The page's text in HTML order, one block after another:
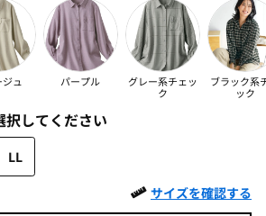
ュ パープル
グレー系チェッ
ク
ブラック系
ック
択してください
LL
サイズを確認する